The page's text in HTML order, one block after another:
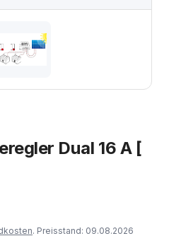
Dual 16 A [
. Preisstand: 09.08.2026